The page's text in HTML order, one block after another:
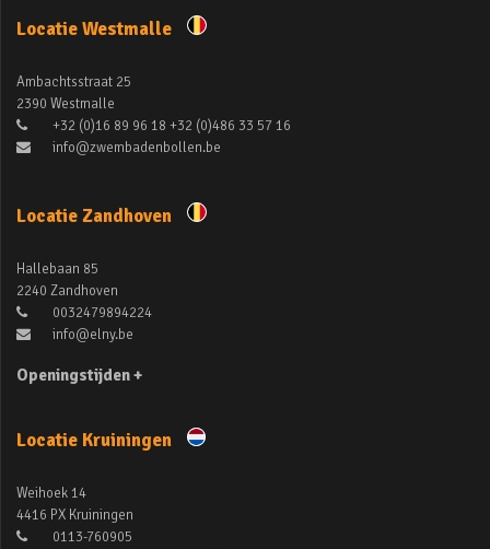
Locatie Westmalle
Ambachtsstraat 25
2390 Westmalle
+32 (0)16 89 96 18 +32 (0)486 33 57 16
info@zwembadenbollen.be
Locatie Zandhoven
Hallebaan 85
2240 Zandhoven
0032479894224
info@elny.be
Openingstijden +
Locatie Kruiningen
Weihoek 14
4416 PX Kruiningen
0113-760905